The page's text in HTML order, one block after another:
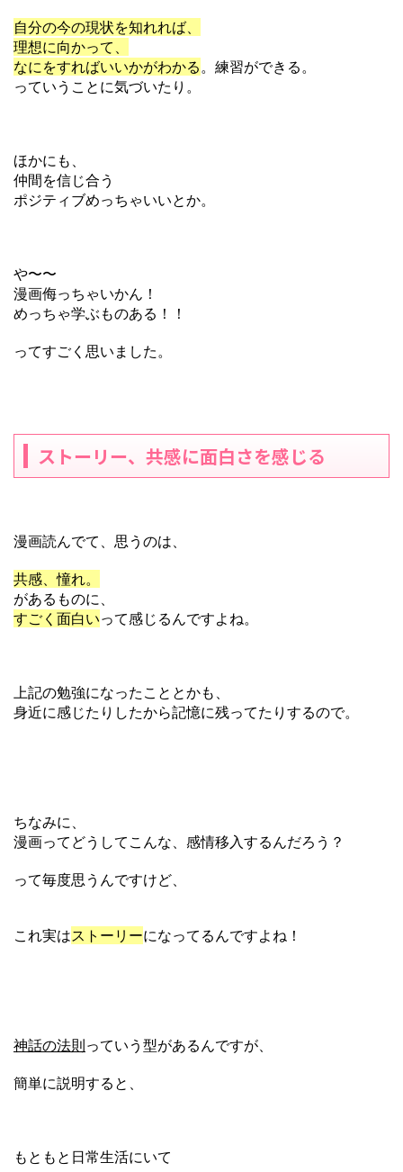
自分の今の現状を知れれば、
理想に向かって、
なにをすればいいかがわかる。練習ができる。
っていうことに気づいたり。
ほかにも、
仲間を信じ合う
ポジティブめっちゃいいとか。
や〜〜
漫画侮っちゃいかん！
めっちゃ学ぶものある！！
ってすごく思いました。
ストーリー、共感に面白さを感じる
漫画読んでて、思うのは、
共感、憧れ。
があるものに、
すごく面白いって感じるんですよね。
上記の勉強になったこととかも、
身近に感じたりしたから記憶に残ってたりするので。
ちなみに、
漫画ってどうしてこんな、感情移入するんだろう？
って毎度思うんですけど、
これ実はストーリーになってるんですよね！
神話の法則っていう型があるんですが、
簡単に説明すると、
もともと日常生活にいて